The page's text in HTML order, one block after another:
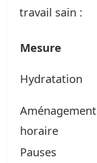
travail sain :
Mesure
Hydratation
Aménagement
horaire
Pauses